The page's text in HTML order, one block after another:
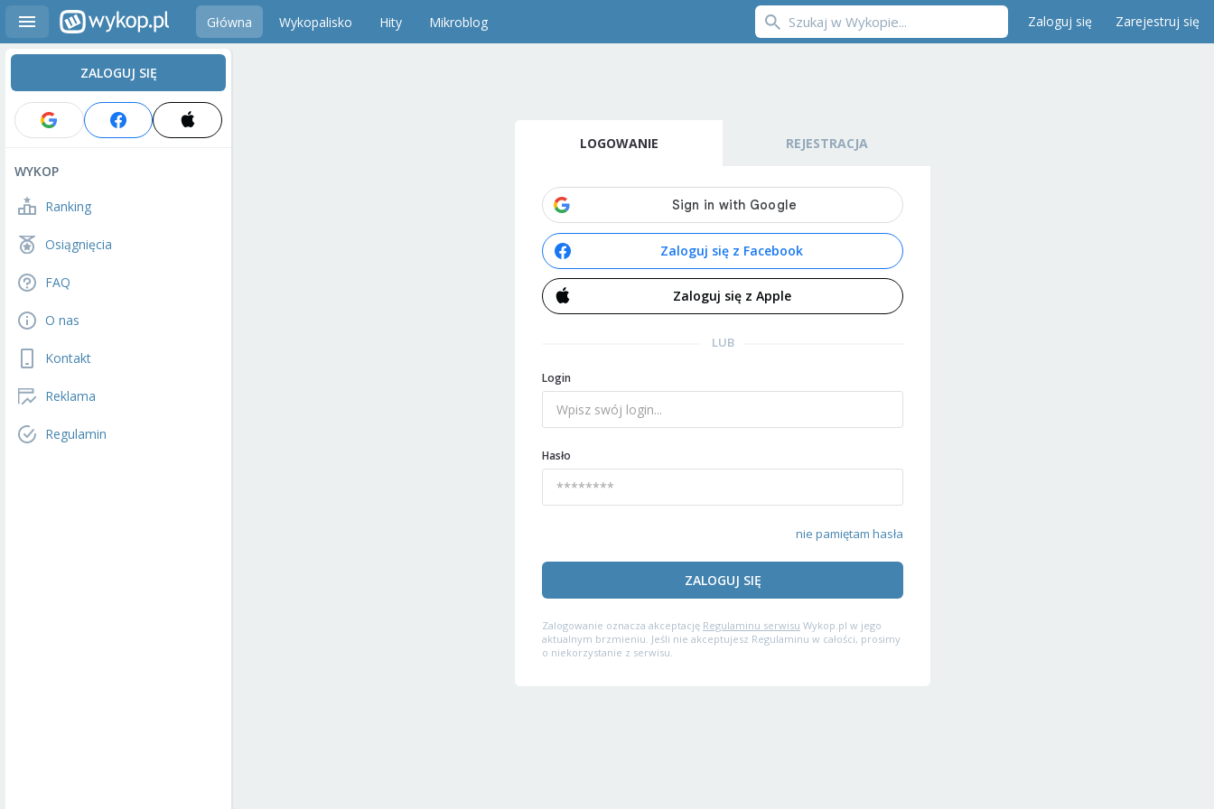
Główna Wykopalisko Hity Mikroblog Zaloguj się Zarejestruj się
ZALOGUJ SIĘ
WYKOP
Ranking
Osiągnięcia
FAQ
O nas
Kontakt
Reklama
Regulamin
LOGOWANIE REJESTRACJA
Zaloguj się z Facebook
Zaloguj się z Apple
LUB
Login
Hasło
nie pamiętam hasła
ZALOGUJ SIĘ
Zalogowanie oznacza akceptację Regulaminu serwisu Wykop.pl w jego
aktualnym brzmieniu. Jeśli nie akceptujesz Regulaminu w całości, prosimy
o niekorzystanie z serwisu.